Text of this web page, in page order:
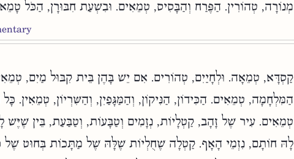
מְנוֹרָה, טְהוֹרִין. הַפֶּרַח וְהַבָּסִיס, טְמֵאִים. וּבִשְׁעַת חִבּוּרָן, הַכֹּל
קַסְדָּא, טְמֵאָה. וּלְחָיַיִם, טְהוֹרִים. אִם יֵשׁ בָּהֶן בֵּית קִבּוּל מַיִם,
הַמִּלְחָמָה, טְמֵאִים. הַכִּידוֹן, הַנִּיקוֹן, וְהַמַּגָּפַיִן, וְהַשִּׁרְיוֹן, טְמֵאִין.
טְמֵאִים. עִיר שֶׁל זָהָב, קַטְלָיוֹת, נְזָמִים וְטַבָּעוֹת, וְטַבַּעַת, בֵּין שֶׁיֶּשׁ
לָהּ חוֹתָם, נִזְמֵי הָאָף. קַטְלָה שֶׁחֻלְיוֹת שֶׁלָּהּ שֶׁל מַתָּכוֹת בְּחוּט שֶׁל